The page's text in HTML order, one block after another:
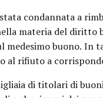
condannata a
materia del diritto
buono. In
rifiuto a
di titolari di